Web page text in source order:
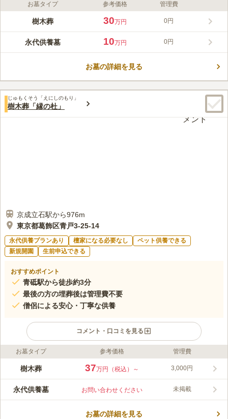
ライフドット編集部のコメント
大変ご好評いただき、早期完売した「久遠」の第2区画が完成い
成「堀切菖蒲園」駅から徒歩圏内にあり、JR「新小岩」駅や東
京メトロ千代田線JR「綾瀬」駅からバスでもお越しいただける
いない方も安心して利用できます。宗旨宗派問わずどなたでもお
この霊園はまだ誰からも評価されていません。
お墓タイプ 参考価格 管理費
樹木葬 30万円 0円
永代供養墓 10万円 0円
お墓の詳細を見る
じゅもくそう「えにしのもり」
樹木葬「縁の杜」
京成立石駅から976m
東京都葛飾区青戸3-25-14
永代供養プランあり 檀家になる必要なし
ペット供養できる
新規開園
生前申込できる
おすすめポイント
青砥駅から徒歩約3分
最後の方の埋葬後は管理費不要
僧侶による安心・丁寧な供養
コメント・口コミを見る
ライフドット編集部のコメント
樹木葬「縁の杜」は、東京都葛飾区にある勝養寺の境内にありま
インド産の高級御影石を使用しています。墓石の形状は優しい雰
囲気をイメージした円形で、家名やフルネーム、生年月日・没年
は1つずつ個別に分かれており、他の方と一緒になることはあり
お墓タイプ 参考価格 管理費
樹木葬 37万円（税込）～ 3,000円
永代供養墓 お問い合わせください 未掲載
お墓の詳細を見る